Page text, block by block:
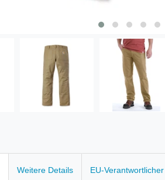
Weitere Details EU-Verantwortlicher